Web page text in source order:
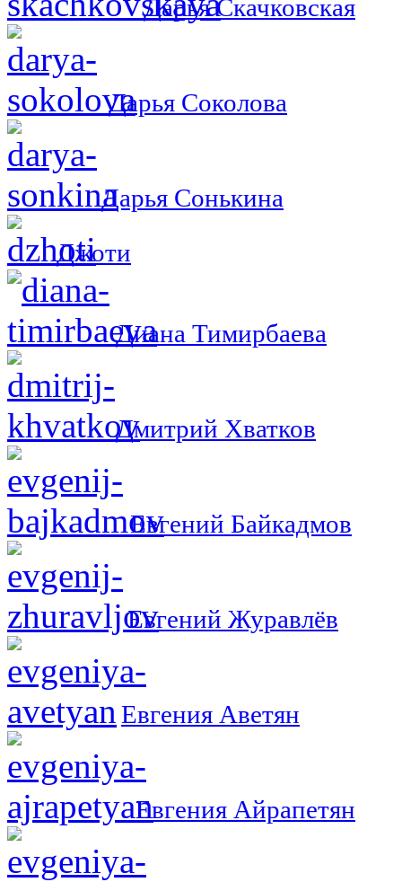
Дарья Скачковская
Дарья Соколова
Дарья Сонькина
Джоти
Диана Тимирбаева
Дмитрий Хватков
Евгений Байкадмов
Евгений Журавлёв
Евгения Аветян
Евгения Айрапетян